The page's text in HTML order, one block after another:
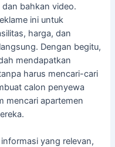
bahkan video.
ini untuk
harga, dan
Dengan begitu,
mendapatkan
harus mencari-cari
calon penyewa
mencari apartemen
yang relevan,